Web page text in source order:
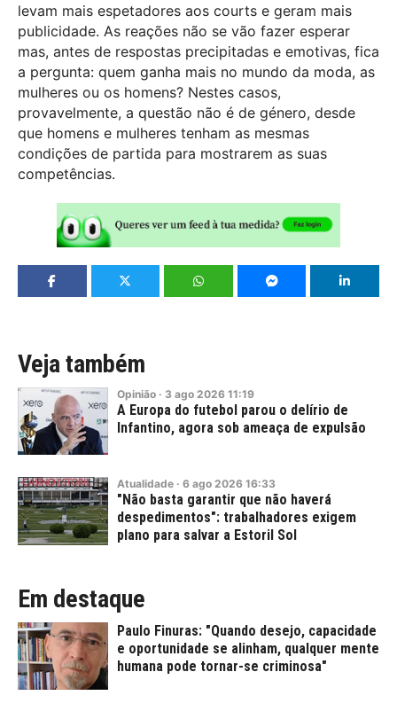
levam mais espetadores aos courts e geram mais
publicidade. As reações não se vão fazer esperar
mas, antes de respostas precipitadas e emotivas, fica
a pergunta: quem ganha mais no mundo da moda, as
mulheres ou os homens? Nestes casos,
provavelmente, a questão não é de género, desde
que homens e mulheres tenham as mesmas
condições de partida para mostrarem as suas
competências.
Veja também
Opinião · 3 ago 2026 11:19
A Europa do futebol parou o delírio de
Infantino, agora sob ameaça de expulsão
Atualidade · 6 ago 2026 16:33
"Não basta garantir que não haverá
despedimentos": trabalhadores exigem
plano para salvar a Estoril Sol
Em destaque
Paulo Finuras: "Quando desejo, capacidade
e oportunidade se alinham, qualquer mente
humana pode tornar-se criminosa"